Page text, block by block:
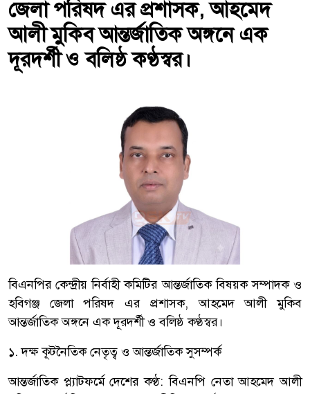
জেলা পরিষদ এর প্রশাসক, ​আহমেদ
আলী মুকিব আন্তর্জাতিক অঙ্গনে এক
দূরদর্শী ও বলিষ্ঠ কণ্ঠস্বর।
বিএনপির কেন্দ্রীয় নির্বাহী কমিটির আন্তর্জাতিক বিষয়ক সম্পাদক ও
হবিগঞ্জ জেলা পরিষদ এর প্রশাসক, ​আহমেদ আলী মুকিব
আন্তর্জাতিক অঙ্গনে এক দূরদর্শী ও বলিষ্ঠ কণ্ঠস্বর।
​১. দক্ষ কূটনৈতিক নেতৃত্ব ও আন্তর্জাতিক সুসম্পর্ক
​আন্তর্জাতিক প্ল্যাটফর্মে দেশের কণ্ঠ: বিএনপি নেতা আহমেদ আলী